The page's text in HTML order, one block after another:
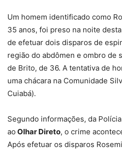
Um homem identificado como
35 anos, foi preso na noite
de efetuar dois disparos de
região do abdômen e ombro de
de Brito, de 36. A tentativa de
uma chácara na Comunidade
Cuiabá).
Segundo informações, da
ao Olhar Direto, o crime
Após efetuar os disparos